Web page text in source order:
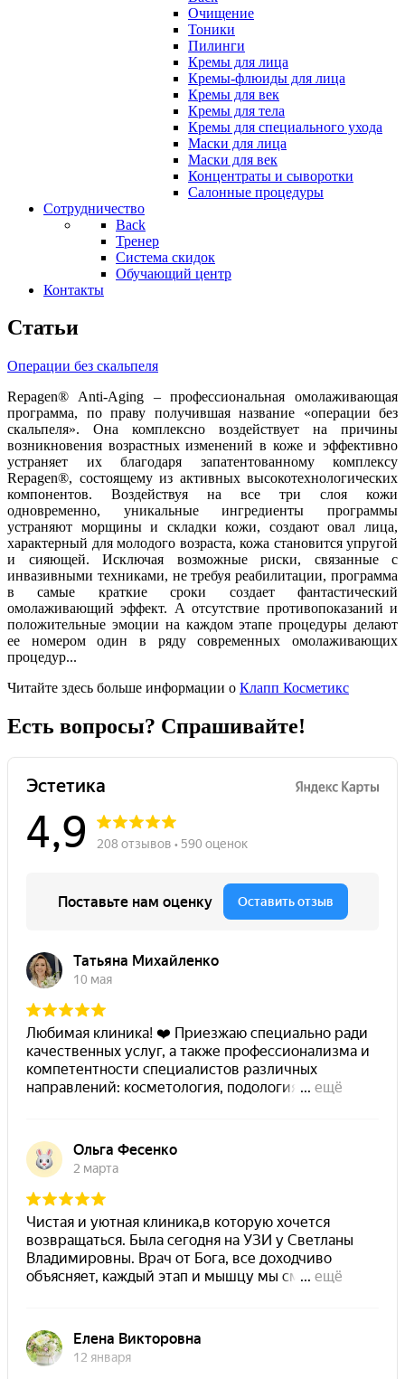
Очищение
Тоники
Пилинги
Кремы для лица
Кремы-флюиды для лица
Кремы для век
Кремы для тела
Кремы для специального ухода
Маски для лица
Маски для век
Концентраты и сыворотки
Салонные процедуры
Сотрудничество
Back
Тренер
Система скидок
Обучающий центр
Контакты
Статьи
Операции без скальпеля
Repagen® Anti-Aging – профессиональная омолаживающая
программа, по праву получившая название «операции без
скальпеля». Она комплексно воздействует на причины
возникновения возрастных изменений в коже и эффективно
устраняет их благодаря запатентованному комплексу
Repagen®, состоящему из активных высокотехнологических
компонентов. Воздействуя на все три слоя кожи
одновременно, уникальные ингредиенты программы
устраняют морщины и складки кожи, создают овал лица,
характерный для молодого возраста, кожа становится упругой
и сияющей. Исключая возможные риски, связанные с
инвазивными техниками, не требуя реабилитации, программа
в самые краткие сроки создает фантастический
омолаживающий эффект. А отсутствие противопоказаний и
положительные эмоции на каждом этапе процедуры делают
ее номером один в ряду современных омолаживающих
процедур...
Читайте здесь больше информации о Клапп Косметикс
Есть вопросы? Спрашивайте!